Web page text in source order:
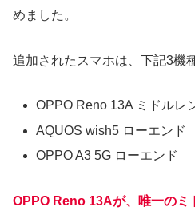
めました。
追加されたスマホは、下記3機
OPPO Reno 13A ミドルレ
AQUOS wish5 ローエンド
OPPO A3 5G ローエンド
OPPO Reno 13Aが、唯一のミ